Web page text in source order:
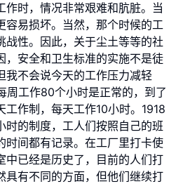
作时，情况非常艰难和肮脏。当
容易损坏。当然，那个时候的工
战性。因此，关于尘土等等的社
，安全和卫生标准的实施不是徒
我不会说今天的工作压力减轻
周工作80个小时是正常的，到了
工作制，每天工作10小时。1918
时的制度，工人们按照自己的班
时间都有记录。在工厂里打卡使
中已经是历史了，目前的人们打
具有不同的方面，但他们继续打